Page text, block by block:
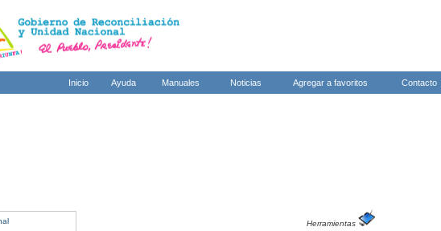
Inicio Ayuda Manuales Noticias Agregar a favoritos Contacto
Herramientas